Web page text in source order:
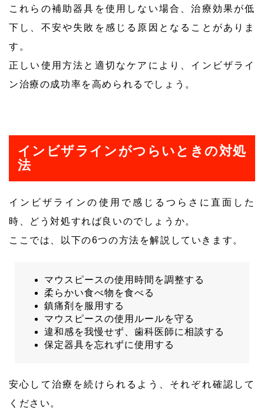
これらの補助器具を使用しない場合、治療効果が低
下し、不安や失敗を感じる原因となることがありま
す。
正しい使用方法と適切なケアにより、インビザライ
ン治療の成功率を高められるでしょう。
インビザラインがつらいときの対処
法
インビザラインの使用で感じるつらさに直面した
時、どう対処すれば良いのでしょうか。
ここでは、以下の6つの方法を解説していきます。
マウスピースの使用時間を調整する
柔らかい食べ物を食べる
鎮痛剤を服用する
マウスピースの使用ルールを守る
違和感を我慢せず、歯科医師に相談する
保定器具を忘れずに使用する
安心して治療を続けられるよう、それぞれ確認して
ください。